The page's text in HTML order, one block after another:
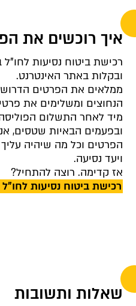
איך רוכשים את
רכישת ביטוח נסיעות
ובקלות באתר האינטרנט.
ממלאים את הפרטים
הנחוצים ומשלימים את
מיד לאחר התשלום
ובפעמים הבאיות שטסים,
הפרטים וכל מה שיהיה
ויעד נסיעה.
אז קדימה. רוצה להתחיל?
רכישת ביטוח נסיעות לחו"ל
שאלות ותשובות